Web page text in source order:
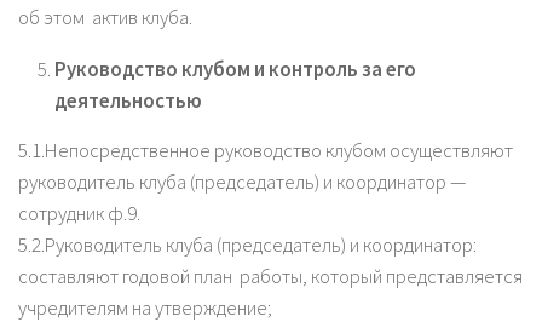
об этом актив клуба.
Руководство клубом и контроль за его
деятельностью
5.1.Непосредственное руководство клубом осуществляют
руководитель клуба (председатель) и координатор —
сотрудник ф.9.
5.2.Руководитель клуба (председатель) и координатор:
составляют годовой план работы, который представляется
учредителям на утверждение;